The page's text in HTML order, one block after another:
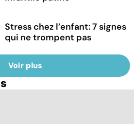
Stress chez l’enfant: 7 signes
qui ne trompent pas
Voir plus